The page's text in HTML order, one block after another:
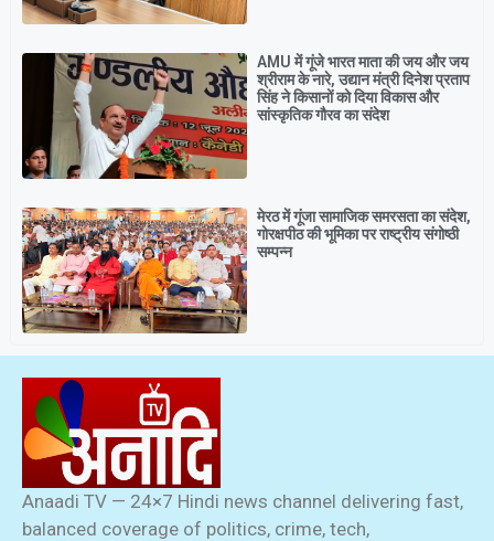
AMU में गूंजे भारत माता की जय और जय
श्रीराम के नारे, उद्यान मंत्री दिनेश प्रताप
सिंह ने किसानों को दिया विकास और
सांस्कृतिक गौरव का संदेश
मेरठ में गूंजा सामाजिक समरसता का संदेश,
गोरक्षपीठ की भूमिका पर राष्ट्रीय संगोष्ठी
सम्पन्न
Anaadi TV — 24×7 Hindi news channel delivering fast,
balanced coverage of politics, crime, tech,